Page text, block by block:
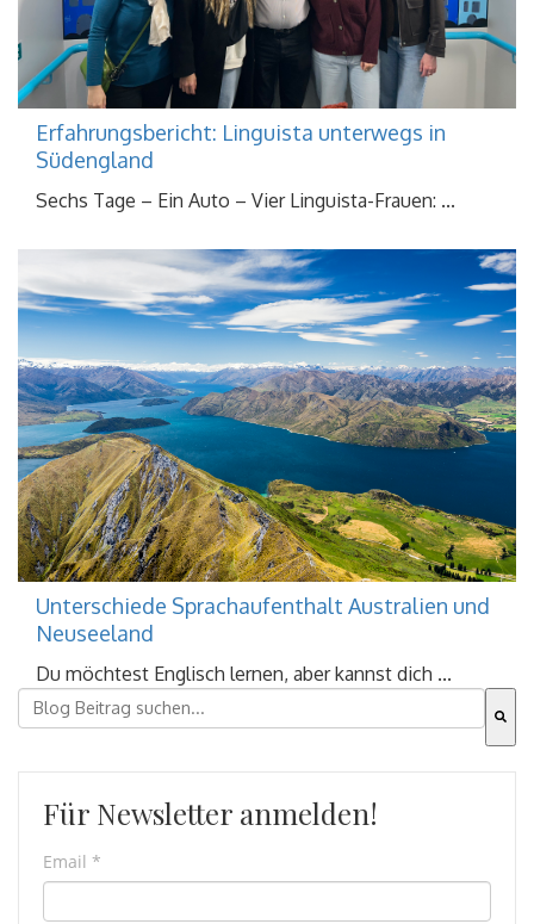
Erfahrungsbericht: Linguista unterwegs in
Südengland
Sechs Tage – Ein Auto – Vier Linguista-Frauen: ...
Unterschiede Sprachaufenthalt Australien und
Neuseeland
Du möchtest Englisch lernen, aber kannst dich ...
Dies ist ein Suchfeld mit einer automatischen
Für Newsletter anmelden!
Email *